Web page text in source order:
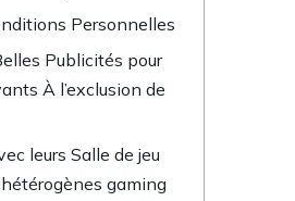
Personnelles
Publicités pour
À l’exclusion de
leurs Salle de jeu
gaming